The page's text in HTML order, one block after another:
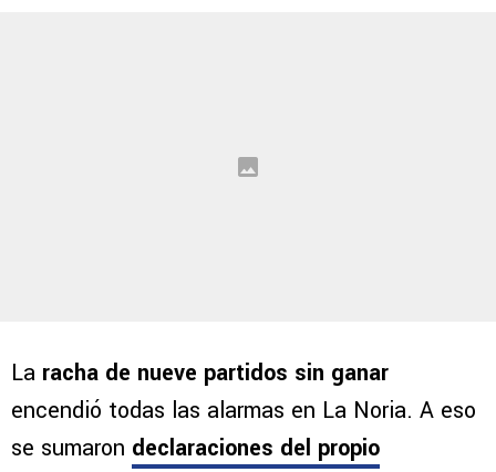
La racha de nueve partidos sin ganar
encendió todas las alarmas en La Noria. A eso
se sumaron declaraciones del propio